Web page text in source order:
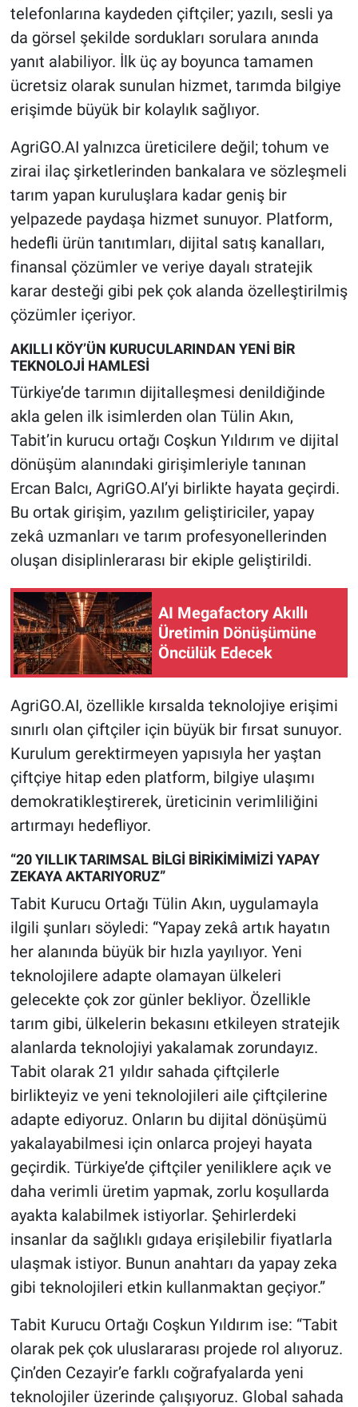
telefonlarına kaydeden çiftçiler; yazılı, sesli ya
da görsel şekilde sordukları sorulara anında
yanıt alabiliyor. İlk üç ay boyunca tamamen
ücretsiz olarak sunulan hizmet, tarımda bilgiye
erişimde büyük bir kolaylık sağlıyor.
AgriGO.AI yalnızca üreticilere değil; tohum ve
zirai ilaç şirketlerinden bankalara ve sözleşmeli
tarım yapan kuruluşlara kadar geniş bir
yelpazede paydaşa hizmet sunuyor. Platform,
hedefli ürün tanıtımları, dijital satış kanalları,
finansal çözümler ve veriye dayalı stratejik
karar desteği gibi pek çok alanda özelleştirilmiş
çözümler içeriyor.
AKILLI KÖY’ÜN KURUCULARINDAN YENİ BİR
TEKNOLOJİ HAMLESİ
Türkiye’de tarımın dijitalleşmesi denildiğinde
akla gelen ilk isimlerden olan Tülin Akın,
Tabit’in kurucu ortağı Coşkun Yıldırım ve dijital
dönüşüm alanındaki girişimleriyle tanınan
Ercan Balcı, AgriGO.AI’yi birlikte hayata geçirdi.
Bu ortak girişim, yazılım geliştiriciler, yapay
zekâ uzmanları ve tarım profesyonellerinden
oluşan disiplinlerarası bir ekiple geliştirildi.
AI Megafactory Akıllı
Üretimin Dönüşümüne
Öncülük Edecek
AgriGO.AI, özellikle kırsalda teknolojiye erişimi
sınırlı olan çiftçiler için büyük bir fırsat sunuyor.
Kurulum gerektirmeyen yapısıyla her yaştan
çiftçiye hitap eden platform, bilgiye ulaşımı
demokratikleştirerek, üreticinin verimliliğini
artırmayı hedefliyor.
“20 YILLIK TARIMSAL BİLGİ BİRİKİMİMİZİ YAPAY
ZEKAYA AKTARIYORUZ”
Tabit Kurucu Ortağı Tülin Akın, uygulamayla
ilgili şunları söyledi: “Yapay zekâ artık hayatın
her alanında büyük bir hızla yayılıyor. Yeni
teknolojilere adapte olamayan ülkeleri
gelecekte çok zor günler bekliyor. Özellikle
tarım gibi, ülkelerin bekasını etkileyen stratejik
alanlarda teknolojiyi yakalamak zorundayız.
Tabit olarak 21 yıldır sahada çiftçilerle
birlikteyiz ve yeni teknolojileri aile çiftçilerine
adapte ediyoruz. Onların bu dijital dönüşümü
yakalayabilmesi için onlarca projeyi hayata
geçirdik. Türkiye’de çiftçiler yeniliklere açık ve
daha verimli üretim yapmak, zorlu koşullarda
ayakta kalabilmek istiyorlar. Şehirlerdeki
insanlar da sağlıklı gıdaya erişilebilir fiyatlarla
ulaşmak istiyor. Bunun anahtarı da yapay zeka
gibi teknolojileri etkin kullanmaktan geçiyor.”
Tabit Kurucu Ortağı Coşkun Yıldırım ise: “Tabit
olarak pek çok uluslararası projede rol alıyoruz.
Çin’den Cezayir’e farklı coğrafyalarda yeni
teknolojiler üzerinde çalışıyoruz. Global sahada